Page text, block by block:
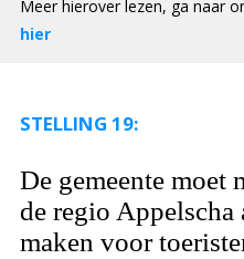
Meer hierover lezen, ga naar
hier
STELLING 19:
De gemeente moet
de regio
maken voor